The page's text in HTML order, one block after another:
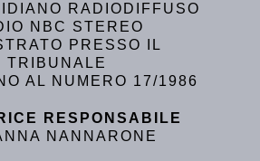
RADIODIFFUSO
NBC STEREO
PRESSO IL
TRIBUNALE
AL NUMERO 17/1986
RESPONSABILE
NANNARONE